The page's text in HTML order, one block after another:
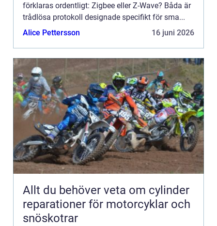
förklaras ordentligt: Zigbee eller Z-Wave? Båda är
trådlösa protokoll designade specifikt för sma...
Alice Pettersson
16 juni 2026
Allt du behöver veta om cylinder
reparationer för motorcyklar och
snöskotrar